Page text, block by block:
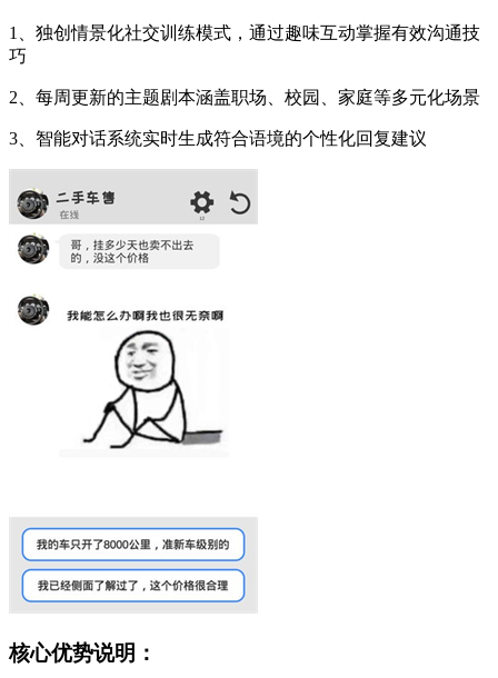
1、独创情景化社交训练模式，通过趣味互动掌握有效沟通技
巧
2、每周更新的主题剧本涵盖职场、校园、家庭等多元化场景
3、智能对话系统实时生成符合语境的个性化回复建议
核心优势说明：